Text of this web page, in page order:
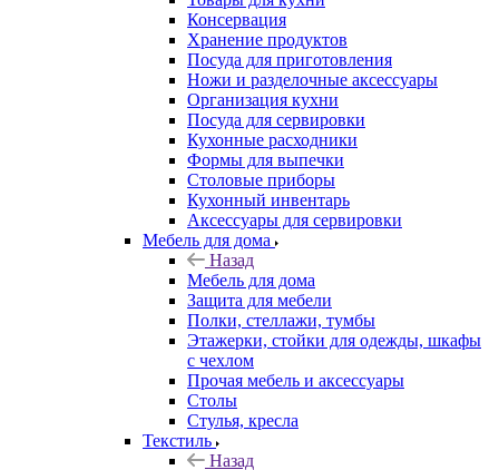
Консервация
Хранение продуктов
Посуда для приготовления
Ножи и разделочные аксессуары
Организация кухни
Посуда для сервировки
Кухонные расходники
Формы для выпечки
Столовые приборы
Кухонный инвентарь
Аксессуары для сервировки
Мебель для дома
Назад
Мебель для дома
Защита для мебели
Полки, стеллажи, тумбы
Этажерки, стойки для одежды, шкафы
с чехлом
Прочая мебель и аксессуары
Столы
Стулья, кресла
Текстиль
Назад